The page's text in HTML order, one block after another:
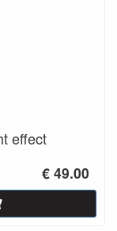
effect
€ 49.00